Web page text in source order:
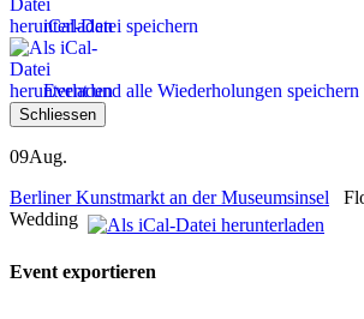
iCal-Datei speichern
Event und alle Wiederholungen speichern
Schliessen
09Aug.
Berliner Kunstmarkt an der Museumsinsel
Wedding
Event exportieren